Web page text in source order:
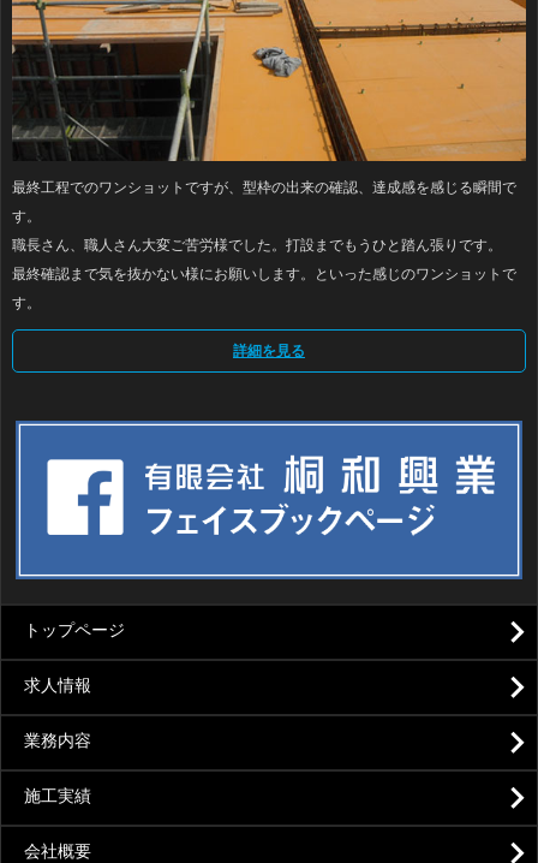
最終工程でのワンショットですが、型枠の出来の確認、達成感を感じる瞬間で
す。
職長さん、職人さん大変ご苦労様でした。打設までもうひと踏ん張りです。
最終確認まで気を抜かない様にお願いします。といった感じのワンショットで
す。
詳細を見る
トップページ
求人情報
業務内容
施工実績
会社概要